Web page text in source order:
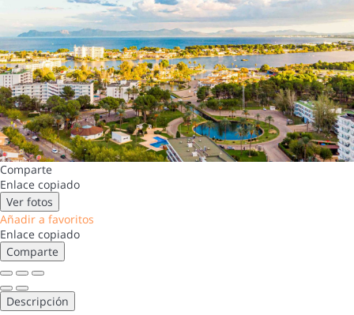
Comparte
Enlace copiado
Ver fotos
Añadir a favoritos
Enlace copiado
Comparte
Descripción